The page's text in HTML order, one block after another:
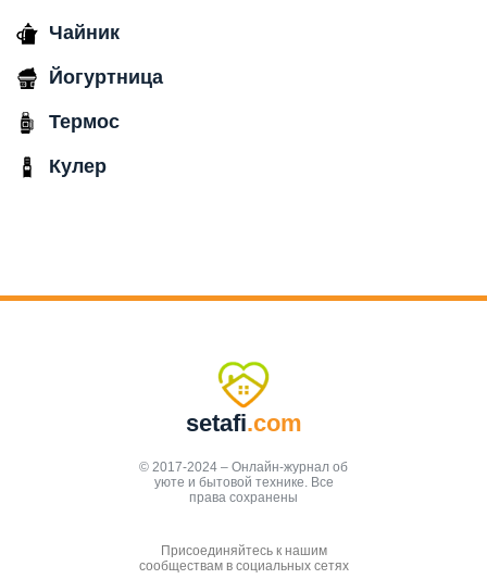
Чайник
Йогуртница
Термос
Кулер
setafi.com
© 2017-2024 – Онлайн-журнал об
уюте и бытовой технике. Все
права сохранены
Присоединяйтесь к нашим
сообществам в социальных сетях